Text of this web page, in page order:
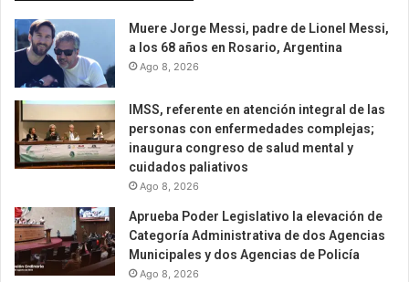
Muere Jorge Messi, padre de Lionel Messi,
a los 68 años en Rosario, Argentina
Ago 8, 2026
IMSS, referente en atención integral de las
personas con enfermedades complejas;
inaugura congreso de salud mental y
cuidados paliativos
Ago 8, 2026
Aprueba Poder Legislativo la elevación de
Categoría Administrativa de dos Agencias
Municipales y dos Agencias de Policía
Ago 8, 2026